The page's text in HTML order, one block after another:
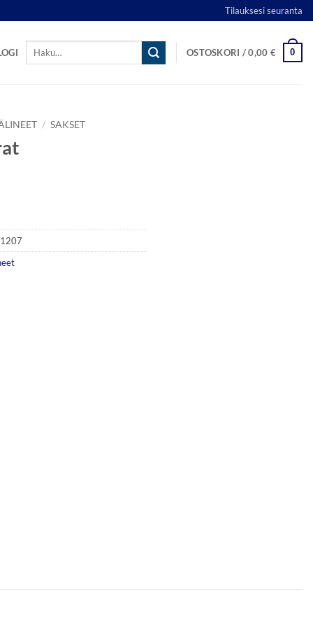
Tilauksesi seuranta
Etsi:
OSTOSKORI /0,00 € 0
/ SAKSET